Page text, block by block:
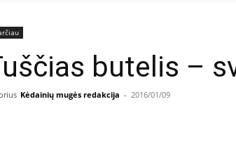
butelis –
Kėdainių mugės redakcija - 2016/01/09